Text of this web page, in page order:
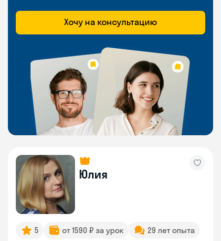
Хочу на консультацию
Юлия
5 от 1590 ₽ за урок 29 лет опыта